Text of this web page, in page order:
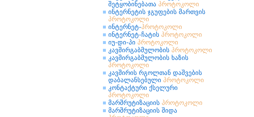
შეტყობინებათა პროტოკოლი
ინტერნეტის ჯგუფების მართვის
პროტოკოლი
ინტერნეტ-პროტოკოლი
ინტერნეტ-ჩატის პროტოკოლი
იუ-დი-პი პროტოკოლი
კავშირგაბმულობის პროტოკოლი
კავშირგაბმულობის ხაზის
პროტოკოლი
კავშირის რგოლთან დაშვების
დაბალანსებული პროტოკოლი
კონტაქტური ქსელური
პროტოკოლი
მარშრუტიზაციის პროტოკოლი
მარშრუტიზაციის შიდა